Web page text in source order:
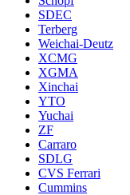
SDEC
Terberg
Weichai-Deutz
XCMG
XGMA
Xinchai
YTO
Yuchai
ZF
Carraro
SDLG
CVS Ferrari
Cummins